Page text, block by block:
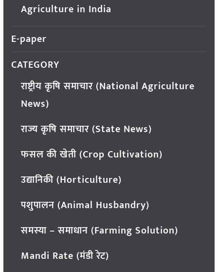
Agriculture in India
E-paper
CATEGORY
राष्ट्रीय कृषि समाचार (National Agriculture
News)
राज्य कृषि समाचार (State News)
फसल की खेती (Crop Cultivation)
उद्यानिकी (Horticulture)
पशुपालन (Animal Husbandry)
समस्या – समाधान (Farming Solution)
Mandi Rate (मंडी रेट)